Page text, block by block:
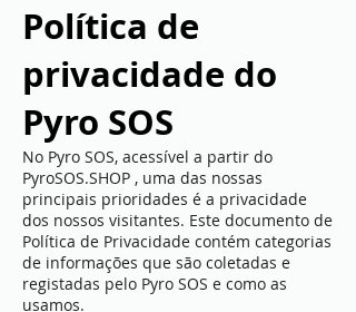
Política de
privacidade do
Pyro SOS
No Pyro SOS, acessível a partir do
PyroSOS.SHOP , uma das nossas
principais prioridades é a privacidade
dos nossos visitantes. Este documento de
Política de Privacidade contém categorias
de informações que são coletadas e
registadas pelo Pyro SOS e como as
usamos.